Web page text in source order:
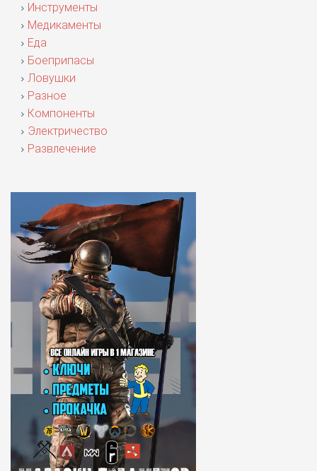
Инструменты
Медикаменты
Еда
Боеприпасы
Ловушки
Разное
Компоненты
Электричество
Развлечение